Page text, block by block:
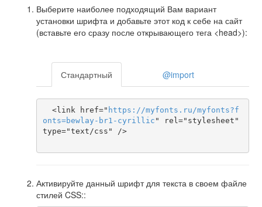
Выберите наиболее подходящий Вам вариант
установки шрифта и добавьте этот код к себе на сайт
(вставьте его сразу после открывающего тега <head>):
Стандартный @import
  <link href="
https ://myfonts . ru /myfonts?f
onts=bewlay-br1-cyrillic " rel="stylesheet"
type="text/css" />
Активируйте данный шрифт для текста в своем файле
стилей CSS::